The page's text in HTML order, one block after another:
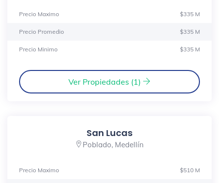
Precio Maximo $335 M
Precio Promedio $335 M
Precio Minimo $335 M
Ver Propiedades (1)
San Lucas
Poblado, Medellín
Precio Maximo $510 M